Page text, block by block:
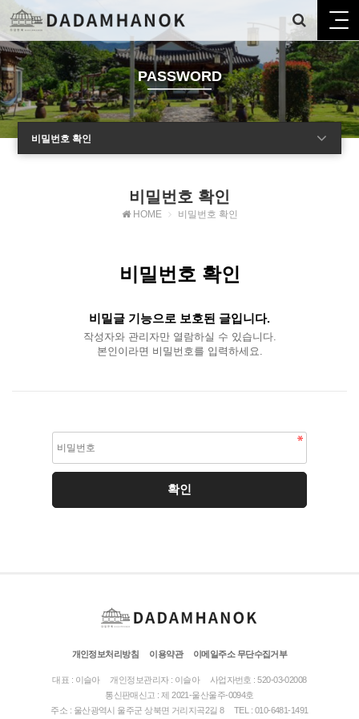
PASSWORD
비밀번호 확인
비밀번호 확인
HOME 비밀번호 확인
비밀번호 확인
비밀글 기능으로 보호된 글입니다.
작성자와 관리자만 열람하실 수 있습니다.
본인이라면 비밀번호를 입력하세요.
개인정보처리방침 이용약관 이메일주소 무단수집거부
대표 : 이슬아 개인정보관리자 : 이슬아
사업자번호 : 520-03-02008
통신판매신고 : 제 2021-울산울주-0094호
주소 : 울산광역시 울주군 상북면 거리지곡2길 8
TEL : 010-6481-1491